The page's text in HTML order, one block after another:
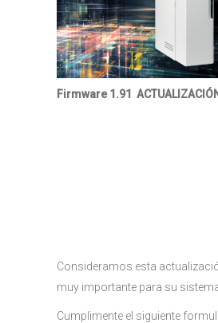
Firmware 1.91
Consideramos esta
muy importante para su
Cumplimente el siguiente